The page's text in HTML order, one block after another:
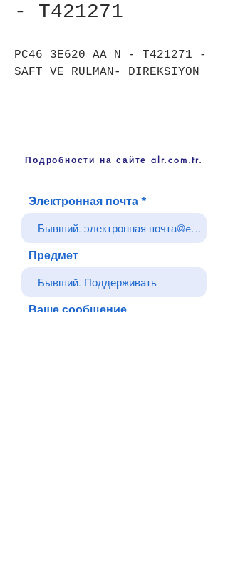
- T421271
PC46 3E620 AA N - T421271 -
SAFT VE RULMAN- DIREKSIYON
Подробности на сайте alr.com.tr.
Электронная почта
Предмет
Ваше сообщение